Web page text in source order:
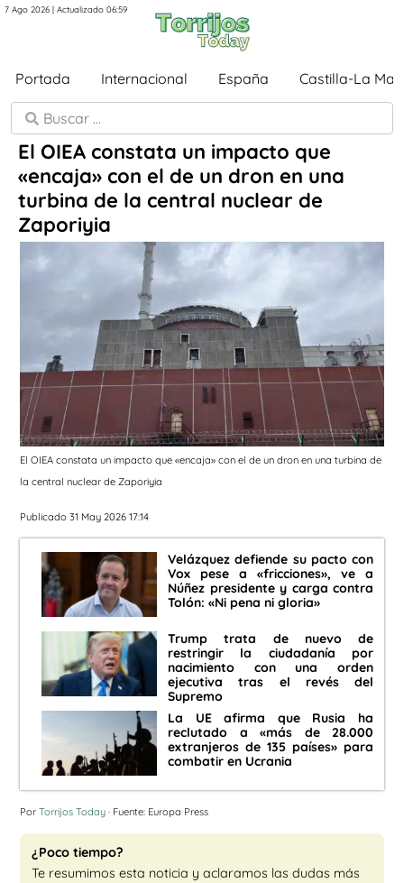
7 Ago 2026 | Actualizado 06:59
Portada Internacional España Castilla-La
El OIEA constata un impacto que
«encaja» con el de un dron en una
turbina de la central nuclear de
Zaporiyia
El OIEA constata un impacto que «encaja» con el de un dron en una turbina de
la central nuclear de Zaporiyia
Publicado 31 May 2026 17:14
Velázquez defiende su pacto con
Vox pese a «fricciones», ve a
Núñez presidente y carga contra
Tolón: «Ni pena ni gloria»
Trump trata de nuevo de
restringir la ciudadanía por
nacimiento con una orden
ejecutiva tras el revés del
Supremo
La UE afirma que Rusia ha
reclutado a «más de 28.000
extranjeros de 135 países» para
combatir en Ucrania
Por Torrijos Today · Fuente: Europa Press
¿Poco tiempo?
Te resumimos esta noticia y aclaramos las dudas más